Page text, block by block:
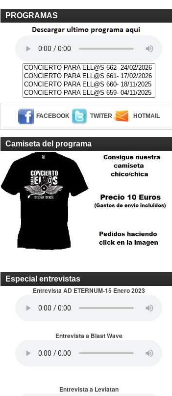
PROGRAMAS
FACEBOOK TWITER HOTMAIL
Camiseta del programa
Especial entrevistas
Entrevista AD ETERNUM-15 Enero 2023
Entrevista a Blast Wave
Entrevista a Leviatan